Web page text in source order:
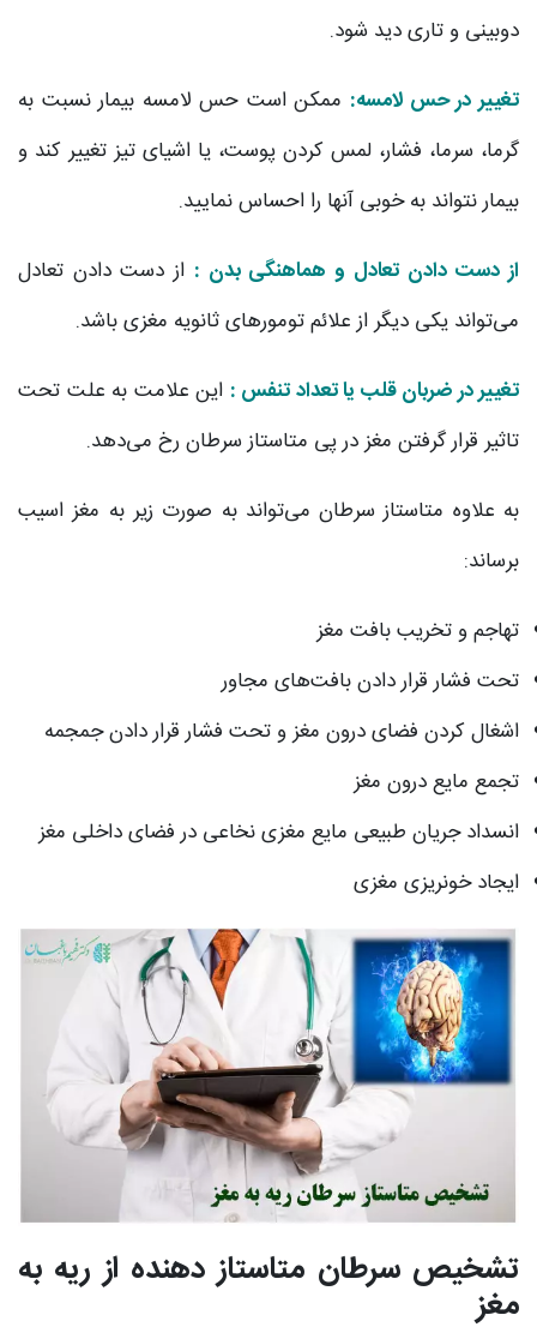
دوبینی و تاری دید شود.
تغییر در حس لامسه: ممکن است حس لامسه بیمار نسبت به
گرما، سرما، فشار، لمس کردن پوست، یا اشیای تیز تغییر کند و
بیمار نتواند به خوبی آنها را احساس نمایید.
از دست دادن تعادل و هماهنگی بدن : از دست دادن تعادل
می‌تواند یکی دیگر از علائم تومورهای ثانویه مغزی باشد.
تغییر در ضربان قلب یا تعداد تنفس : این علامت به علت تحت
تاثیر قرار گرفتن مغز در پی متاستاز سرطان رخ می‌دهد.
به علاوه متاستاز سرطان می‌‌تواند به صورت زیر به مغز اسیب
برساند:
تهاجم و تخریب بافت مغز
تحت فشار قرار دادن بافت‌های مجاور
اشغال کردن فضای درون مغز و تحت فشار قرار دادن جمجمه
تجمع مایع درون مغز
انسداد جریان طبیعی مایع مغزی نخاعی در فضای داخلی مغز
ایجاد خونریزی مغزی
تشخیص سرطان متاستاز دهنده از ریه به
مغز